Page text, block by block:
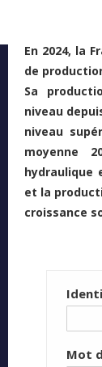
En 2024, la
de
Sa
niveau
niveau
moyenne
hydraulique
et la
croissance
Mot